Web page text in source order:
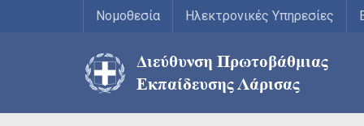
Νομοθεσία Ηλεκτρονικές Υπηρεσίες